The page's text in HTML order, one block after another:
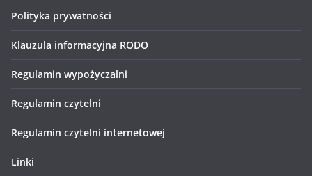
Polityka prywatności
Klauzula informacyjna RODO
Regulamin wypożyczalni
Regulamin czytelni
Regulamin czytelni internetowej
Linki